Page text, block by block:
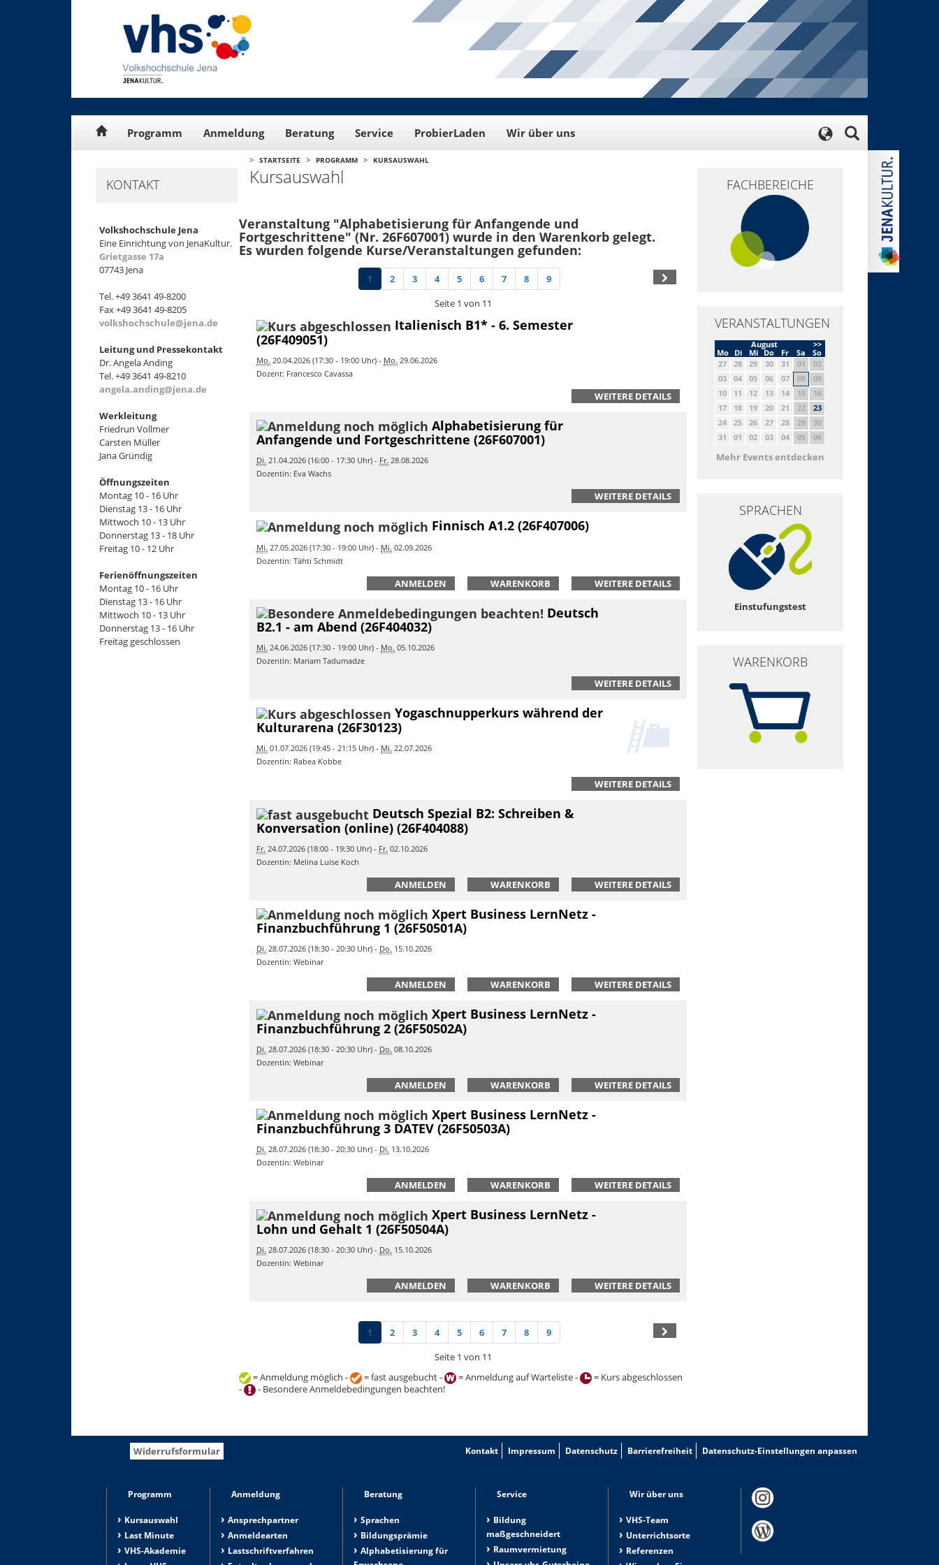
Programm Anmeldung Beratung Service ProbierLaden Wir über uns
KONTAKT
Volkshochschule Jena
Eine Einrichtung von JenaKultur.
Grietgasse 17a
07743 Jena
Tel. +49 3641 49-8200
Fax +49 3641 49-8205
volkshochschule@jena.de
Leitung und Pressekontakt
Dr. Angela Anding
Tel. +49 3641 49-8210
angela.anding@jena.de
Werkleitung
Friedrun Vollmer
Carsten Müller
Jana Gründig
Öffnungszeiten
Montag 10 - 16 Uhr
Dienstag 13 - 16 Uhr
Mittwoch 10 - 13 Uhr
Donnerstag 13 - 18 Uhr
Freitag 10 - 12 Uhr
Ferienöffnungszeiten
Montag 10 - 16 Uhr
Dienstag 13 - 16 Uhr
Mittwoch 10 - 13 Uhr
Donnerstag 13 - 16 Uhr
Freitag geschlossen
> STARTSEITE > PROGRAMM > KURSAUSWAHL
Kursauswahl
Veranstaltung "Alphabetisierung für Anfangende und
Fortgeschrittene" (Nr. 26F607001) wurde in den Warenkorb gelegt.
Es wurden folgende Kurse/Veranstaltungen gefunden:
1 2 3 4 5 6 7 8
9
Seite 1 von 11
Italienisch B1* - 6. Semester
(26F409051)
Mo. 20.04.2026 (17:30 - 19:00 Uhr) - Mo. 29.06.2026
Dozent: Francesco Cavassa
WEITERE DETAILS
Alphabetisierung für
Anfangende und Fortgeschrittene (26F607001)
Di. 21.04.2026 (16:00 - 17:30 Uhr) - Fr. 28.08.2026
Dozentin: Eva Wachs
WEITERE DETAILS
Finnisch A1.2 (26F407006)
Mi. 27.05.2026 (17:30 - 19:00 Uhr) - Mi. 02.09.2026
Dozentin: Tähti Schmidt
ANMELDEN WARENKORB WEITERE DETAILS
Deutsch
B2.1 - am Abend (26F404032)
Mi. 24.06.2026 (17:30 - 19:00 Uhr) - Mo. 05.10.2026
Dozentin: Mariam Tadumadze
WEITERE DETAILS
Yogaschnupperkurs während der
Kulturarena (26F30123)
Mi. 01.07.2026 (19:45 - 21:15 Uhr) - Mi. 22.07.2026
Dozentin: Rabea Kobbe
WEITERE DETAILS
Deutsch Spezial B2: Schreiben &
Konversation (online) (26F404088)
Fr. 24.07.2026 (18:00 - 19:30 Uhr) - Fr. 02.10.2026
Dozentin: Melina Luise Koch
ANMELDEN WARENKORB WEITERE DETAILS
Xpert Business LernNetz -
Finanzbuchführung 1 (26F50501A)
Di. 28.07.2026 (18:30 - 20:30 Uhr) - Do. 15.10.2026
Dozentin: Webinar
ANMELDEN WARENKORB WEITERE DETAILS
Xpert Business LernNetz -
Finanzbuchführung 2 (26F50502A)
Di. 28.07.2026 (18:30 - 20:30 Uhr) - Do. 08.10.2026
Dozentin: Webinar
ANMELDEN WARENKORB WEITERE DETAILS
Xpert Business LernNetz -
Finanzbuchführung 3 DATEV (26F50503A)
Di. 28.07.2026 (18:30 - 20:30 Uhr) - Di. 13.10.2026
Dozentin: Webinar
ANMELDEN WARENKORB WEITERE DETAILS
Xpert Business LernNetz -
Lohn und Gehalt 1 (26F50504A)
Di. 28.07.2026 (18:30 - 20:30 Uhr) - Do. 15.10.2026
Dozentin: Webinar
ANMELDEN WARENKORB WEITERE DETAILS
1 2 3 4 5 6 7 8
9
Seite 1 von 11
= Anmeldung möglich -
= fast ausgebucht - = Anmeldung auf Warteliste -
= Kurs abgeschlossen
-
- Besondere Anmeldebedingungen beachten!
FACHBEREICHE
VERANSTALTUNGEN
>>
August
Mo
Di Mi Do Fr Sa
So
27
28 29 30 31 01
02
03
04 05 06 07 08
09
10
11 12 13 14 15
16
17
18 19 20 21 22
23
24
25 26 27 28 29
30
31
01 02 03 04 05 06
Mehr Events entdecken
SPRACHEN
Einstufungstest
WARENKORB
Widerrufsformular Kontakt Impressum Datenschutz Barrierefreiheit Datenschutz-Einstellungen anpassen
Programm
Kursauswahl
Last Minute
VHS-Akademie
Anmeldung
Ansprechpartner
Anmeldearten
Lastschriftverfahren
Beratung
Sprachen
Bildungsprämie
Alphabetisierung für
Service
Bildung
maßgeschneidert
Raumvermietung
Wir über uns
VHS-Team
Unterrichtsorte
Referenzen